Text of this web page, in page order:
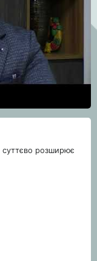
суттєво розширює